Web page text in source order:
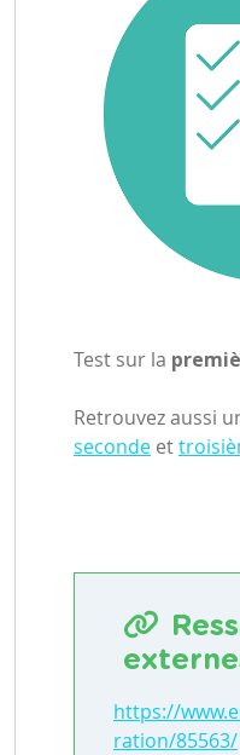
Test sur la
Retrouvez aussi
seconde et
https://
ration/85563/